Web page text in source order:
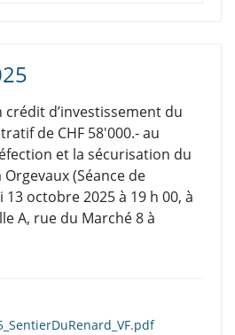
crédit d’investissement du
de CHF 58'000.- au
et la sécurisation du
(Séance de
octobre 2025 à 19 h 00, à
A, rue du Marché 8 à